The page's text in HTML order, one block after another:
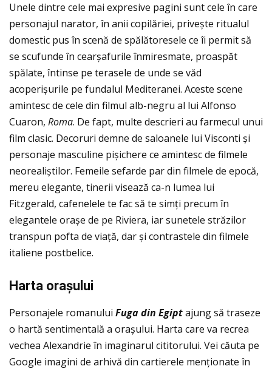
Unele dintre cele mai expresive pagini sunt cele în care
personajul narator, în anii copilăriei, privește ritualul
domestic pus în scenă de spălătoresele ce îi permit să
se scufunde în cearșafurile înmiresmate, proaspăt
spălate, întinse pe terasele de unde se văd
acoperișurile pe fundalul Mediteranei. Aceste scene
amintesc de cele din filmul alb-negru al lui Alfonso
Cuaron, Roma. De fapt, multe descrieri au farmecul unui
film clasic. Decoruri demne de saloanele lui Visconti și
personaje masculine pișichere ce amintesc de filmele
neorealiștilor. Femeile sefarde par din filmele de epocă,
mereu elegante, tinerii visează ca-n lumea lui
Fitzgerald, cafenelele te fac să te simţi precum în
elegantele orașe de pe Riviera, iar sunetele străzilor
transpun pofta de viaţă, dar și contrastele din filmele
italiene postbelice.
Harta orașului
Personajele romanului Fuga din Egiptajung să traseze
o hartă sentimentală a orașului. Harta care va recrea
vechea Alexandrie în imaginarul cititorului. Vei căuta pe
Google imagini de arhivă din cartierele menţionate în